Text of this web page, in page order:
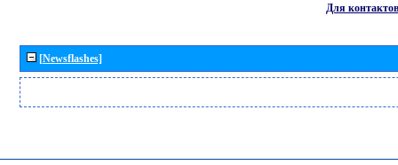
Для контактов
[Newsflashes]